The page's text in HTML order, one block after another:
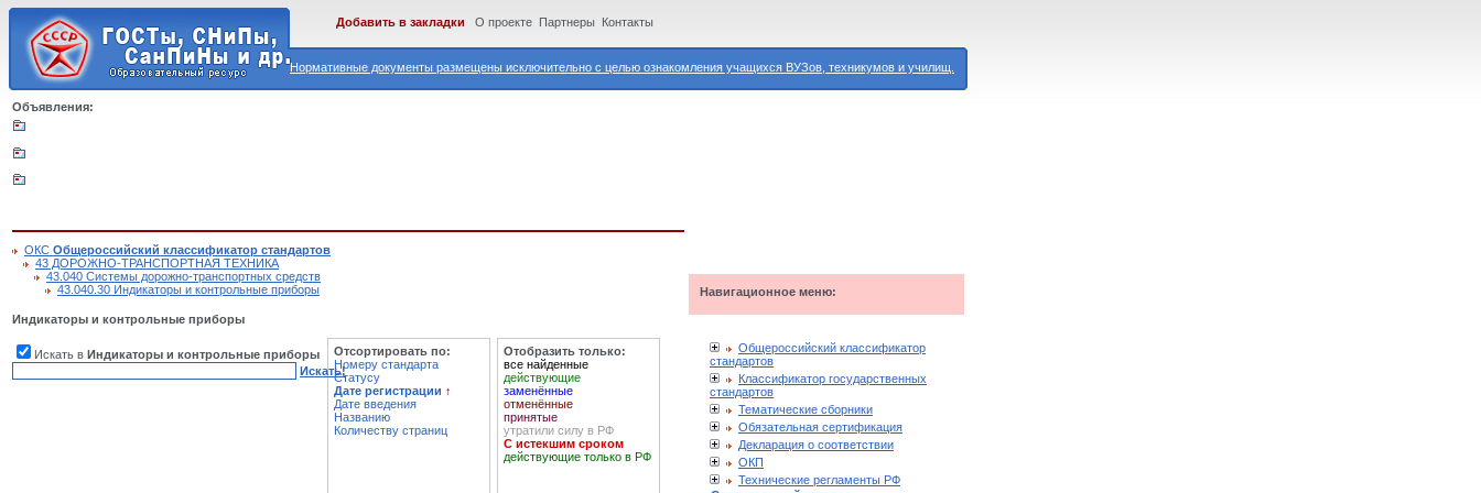
Нормативные документы размещены исключительно с целью ознакомления учащихся ВУЗов, техникумов и училищ.
Добавить в закладки О проекте Партнеры Контакты
Объявления:
ОКС Общероссийский классификатор стандартов
43 ДОРОЖНО-ТРАНСПОРТНАЯ ТЕХНИКА
43.040 Системы дорожно-транспортных средств
43.040.30 Индикаторы и контрольные приборы
Индикаторы и контрольные приборы
Искать в Индикаторы и контрольные приборы
Искать!
Отсортировать по:
Номеру стандарта
Статусу
Дате регистрации ↑
Дате введения
Названию
Количеству страниц
Отобразить только:
все найденные
действующие
заменённые
отменённые
принятые
утратили силу в РФ
С истекшим сроком
действующие только в РФ
Навигационное меню:
Общероссийский классификатор
стандартов
Классификатор государственных
стандартов
Тематические сборники
Обязательная сертификация
Декларация о соответствии
ОКП
Технические регламенты РФ